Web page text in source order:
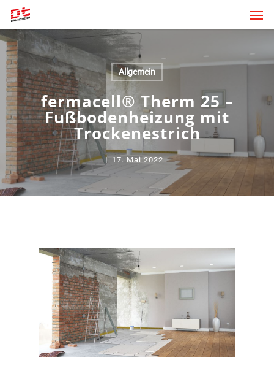
main
content
Allgemein
fermacell® Therm 25 –
Fußbodenheizung mit
Trockenestrich
17. Mai 2022